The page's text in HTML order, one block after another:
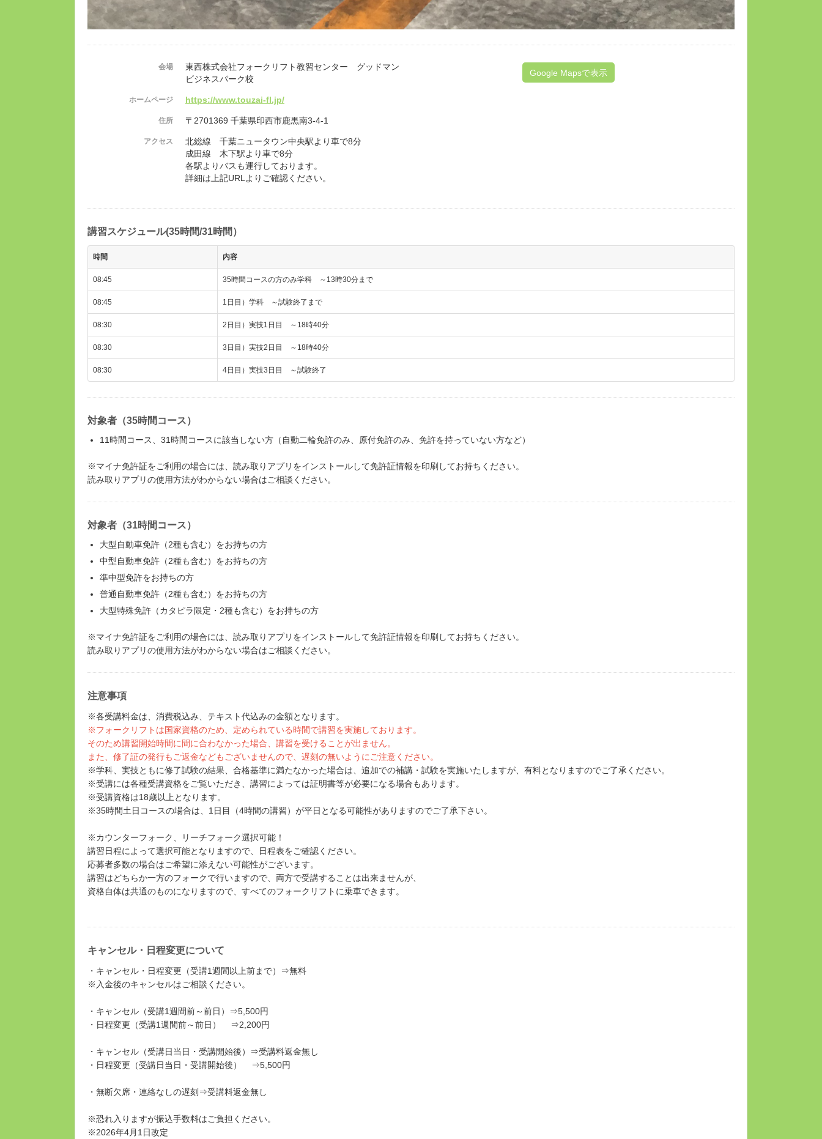
会場
東西株式会社フォークリフト教習センター グッドマン
ビジネスパーク校
ホームページ https://www.touzai-fl.jp/
住所 〒2701369 千葉県印西市鹿黒南3-4-1
アクセス
北総線 千葉ニュータウン中央駅より車で8分
成田線 木下駅より車で8分
各駅よりバスも運行しております。
詳細は上記URLよりご確認ください。
Google Mapsで表示
講習スケジュール(35時間/31時間）
時間 内容
08:45 35時間コースの方のみ学科 ～13時30分まで
08:45 1日目）学科 ～試験終了まで
08:30 2日目）実技1日目 ～18時40分
08:30 3日目）実技2日目 ～18時40分
08:30 4日目）実技3日目 ～試験終了
対象者（35時間コース）
11時間コース、31時間コースに該当しない方（自動二輪免許のみ、原付免許のみ、免許を持っていない方など）
※マイナ免許証をご利用の場合には、読み取りアプリをインストールして免許証情報を印刷してお持ちください。
読み取りアプリの使用方法がわからない場合はご相談ください。
対象者（31時間コース）
大型自動車免許（2種も含む）をお持ちの方
中型自動車免許（2種も含む）をお持ちの方
準中型免許をお持ちの方
普通自動車免許（2種も含む）をお持ちの方
大型特殊免許（カタピラ限定・2種も含む）をお持ちの方
※マイナ免許証をご利用の場合には、読み取りアプリをインストールして免許証情報を印刷してお持ちください。
読み取りアプリの使用方法がわからない場合はご相談ください。
注意事項
※各受講料金は、消費税込み、テキスト代込みの金額となります。
※フォークリフトは国家資格のため、定められている時間で講習を実施しております。
そのため講習開始時間に間に合わなかった場合、講習を受けることが出ません。
また、修了証の発行もご返金などもございませんので、遅刻の無いようにご注意ください。
※学科、実技ともに修了試験の結果、合格基準に満たなかった場合は、追加での補講・試験を実施いたしますが、有料となりますのでご了承ください。
※受講には各種受講資格をご覧いただき、講習によっては証明書等が必要になる場合もあります。
※受講資格は18歳以上となります。
※35時間土日コースの場合は、1日目（4時間の講習）が平日となる可能性がありますのでご了承下さい。
※カウンターフォーク、リーチフォーク選択可能！
講習日程によって選択可能となりますので、日程表をご確認ください。
応募者多数の場合はご希望に添えない可能性がございます。
講習はどちらか一方のフォークで行いますので、両方で受講することは出来ませんが、
資格自体は共通のものになりますので、すべてのフォークリフトに乗車できます。
キャンセル・日程変更について
・キャンセル・日程変更（受講1週間以上前まで）⇒無料
※入金後のキャンセルはご相談ください。
・キャンセル（受講1週間前～前日）⇒5,500円
・日程変更（受講1週間前～前日） ⇒2,200円
・キャンセル（受講日当日・受講開始後）⇒受講料返金無し
・日程変更（受講日当日・受講開始後） ⇒5,500円
・無断欠席・連絡なしの遅刻⇒受講料返金無し
※恐れ入りますが振込手数料はご負担ください。
※2026年4月1日改定